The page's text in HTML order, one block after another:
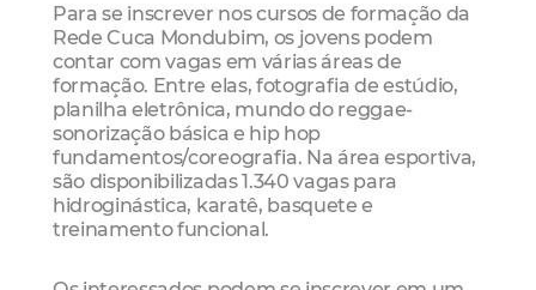
Para se inscrever nos cursos de formação da
Rede Cuca Mondubim, os jovens podem
contar com vagas em várias áreas de
formação. Entre elas, fotografia de estúdio,
planilha eletrônica, mundo do reggae-
sonorização básica e hip hop
fundamentos/coreografia. Na área esportiva,
são disponibilizadas 1.340 vagas para
hidroginástica, karatê, basquete e
treinamento funcional.